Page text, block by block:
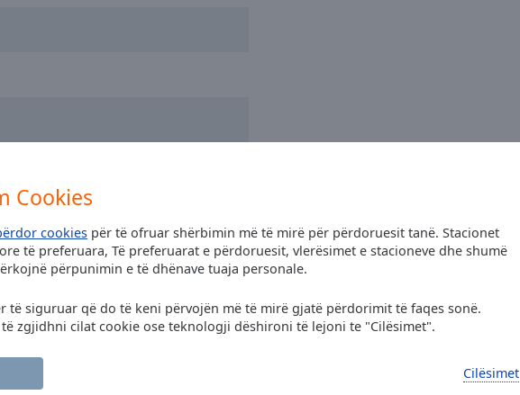
Cookies
cookies për të ofruar shërbimin më të mirë për përdoruesit tanë. Stacionet
të preferuara, Të preferuarat e përdoruesit, vlerësimet e stacioneve dhe shumë
përpunimin e të dhënave tuaja personale.
të siguruar që do të keni përvojën më të mirë gjatë përdorimit të faqes sonë.
zgjidhni cilat cookie ose teknologji dëshironi të lejoni te "Cilësimet".
Cilësimet